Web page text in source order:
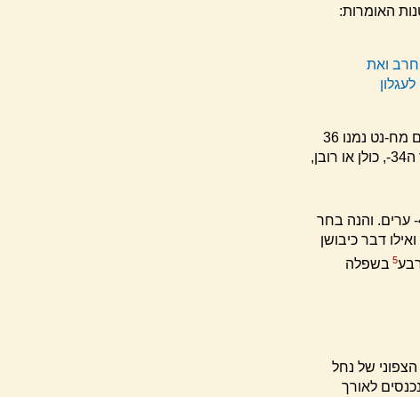
האומרות:
חרב ואת
כל ערי חברון ודביר מה טיבן? מה שסתם הכתוב כאן פירש בפרק טו. שם, בפסוקים מח-נט נמנו 36
ערים בהר חברון. מהן שתיים - חברון ודביר - נמנו כאן (בפרק י) בפירוש ואילו שאר ה34-, כולן או רובן,
נמצאנו למדים שהפסוקים הנזכרים בפרק י מספרים דבר לכידתן והורשתן של כ40- ערים. והנה בחר
דבר כיבושן
5 בשפלה
של נחל
לאורך